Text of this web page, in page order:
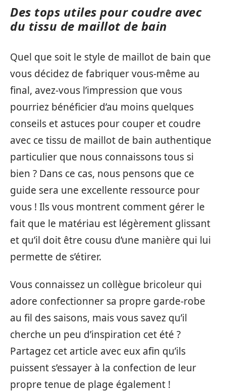
Des tops utiles pour coudre avec
du tissu de maillot de bain
Quel que soit le style de maillot de bain que
vous décidez de fabriquer vous-même au
final, avez-vous l’impression que vous
pourriez bénéficier d’au moins quelques
conseils et astuces pour couper et coudre
avec ce tissu de maillot de bain authentique
particulier que nous connaissons tous si
bien ? Dans ce cas, nous pensons que ce
guide sera une excellente ressource pour
vous ! Ils vous montrent comment gérer le
fait que le matériau est légèrement glissant
et qu’il doit être cousu d’une manière qui lui
permette de s’étirer.
Vous connaissez un collègue bricoleur qui
adore confectionner sa propre garde-robe
au fil des saisons, mais vous savez qu’il
cherche un peu d’inspiration cet été ?
Partagez cet article avec eux afin qu’ils
puissent s’essayer à la confection de leur
propre tenue de plage également !